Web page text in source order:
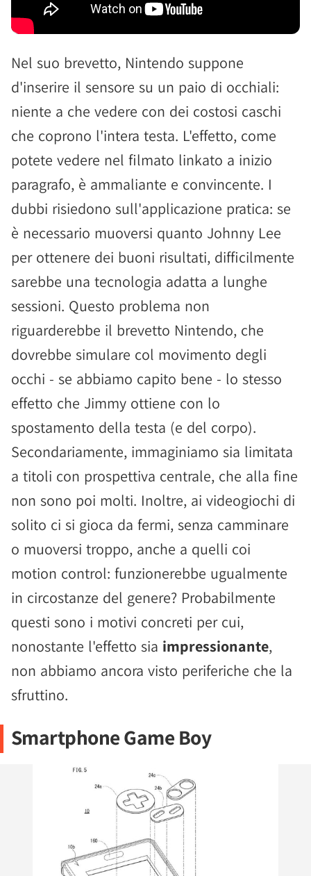
Nel suo brevetto, Nintendo suppone
d'inserire il sensore su un paio di occhiali:
niente a che vedere con dei costosi caschi
che coprono l'intera testa. L'effetto, come
potete vedere nel filmato linkato a inizio
paragrafo, è ammaliante e convincente. I
dubbi risiedono sull'applicazione pratica: se
è necessario muoversi quanto Johnny Lee
per ottenere dei buoni risultati, difficilmente
sarebbe una tecnologia adatta a lunghe
sessioni. Questo problema non
riguarderebbe il brevetto Nintendo, che
dovrebbe simulare col movimento degli
occhi - se abbiamo capito bene - lo stesso
effetto che Jimmy ottiene con lo
spostamento della testa (e del corpo).
Secondariamente, immaginiamo sia limitata
a titoli con prospettiva centrale, che alla fine
non sono poi molti. Inoltre, ai videogiochi di
solito ci si gioca da fermi, senza camminare
o muoversi troppo, anche a quelli coi
motion control: funzionerebbe ugualmente
in circostanze del genere? Probabilmente
questi sono i motivi concreti per cui,
nonostante l'effetto sia impressionante,
non abbiamo ancora visto periferiche che la
sfruttino.
Smartphone Game Boy